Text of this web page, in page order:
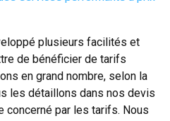
plusieurs facilités et
de bénéficier de tarifs
en grand nombre, selon la
les détaillons dans nos devis
concerné par les tarifs. Nous